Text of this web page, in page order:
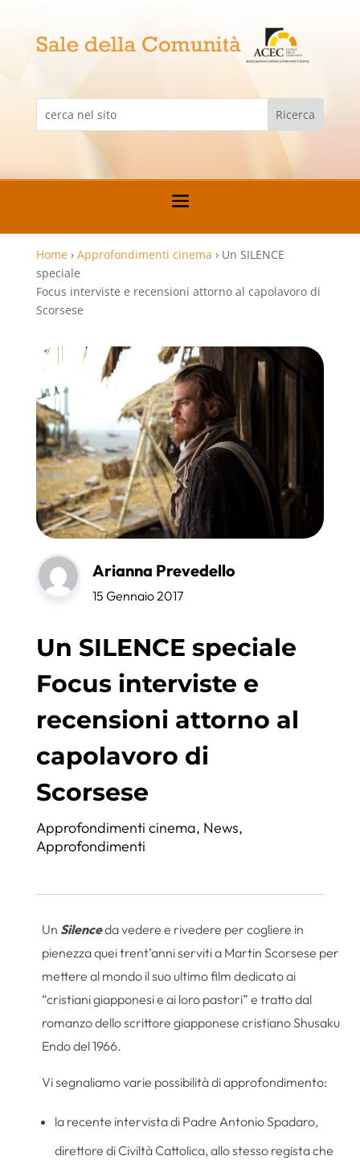
Home › Approfondimenti cinema › Un SILENCE
speciale
Focus interviste e recensioni attorno al capolavoro di
Scorsese
Arianna Prevedello
15 Gennaio 2017
Un SILENCE speciale
Focus interviste e
recensioni attorno al
capolavoro di
Scorsese
Approfondimenti cinema, News,
Approfondimenti
Un Silenceda vedere e rivedere per cogliere in
pienezza quei trent’anni serviti a Martin Scorsese per
mettere al mondo il suo ultimo film dedicato ai
“cristiani giapponesi e ai loro pastori” e tratto dal
romanzo dello scrittore giapponese cristiano Shusaku
Endo del 1966.
Vi segnaliamo varie possibilità di approfondimento:
la recente intervista di Padre Antonio Spadaro,
direttore di Civiltà Cattolica, allo stesso regista che